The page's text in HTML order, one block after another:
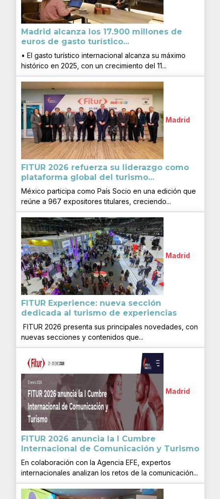
Madrid alcanza los 17.900 millones de
euros de gasto turístico...
• El gasto turístico internacional alcanza su máximo
histórico en 2025, con un crecimiento del 11...
Madrid
FITUR 2026 refuerza su liderazgo como
plataforma global del turismo...
México participa como País Socio en una edición que
reúne a 967 expositores titulares, creciendo...
Madrid
FITUR Experience: nueva sección
dedicada al turismo de experiencias
FITUR 2026 presenta sus principales novedades, con
nuevas secciones y contenidos que...
Madrid
FITUR 2026 anuncia la I Cumbre
Internacional de Comunicación y Turismo
En colaboración con la Agencia EFE, expertos
internacionales analizan los retos de la comunicación...